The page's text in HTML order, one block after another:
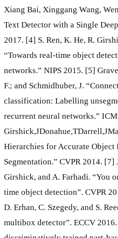
Xiang Bai, Xinggang Wang,
Text Detector with a Single
2017. [4] S. Ren, K. He, R.
“Towards real-time object
networks.” NIPS 2015. [5]
F.; and Schmidhuber, J.
classification: Labelling
recurrent neural networks.”
Hierarchies for Accurate Object
Segmentation.” CVPR 2014. [7]
Girshick, and A. Farhadi. “You
time object detection”. CVPR
D. Erhan, C. Szegedy, and S.
multibox detector”. ECCV